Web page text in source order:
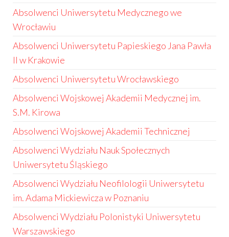
Absolwenci Uniwersytetu Medycznego we
Wrocławiu
Absolwenci Uniwersytetu Papieskiego Jana Pawła
II w Krakowie
Absolwenci Uniwersytetu Wrocławskiego
Absolwenci Wojskowej Akademii Medycznej im.
S.M. Kirowa
Absolwenci Wojskowej Akademii Technicznej
Absolwenci Wydziału Nauk Społecznych
Uniwersytetu Śląskiego
Absolwenci Wydziału Neofilologii Uniwersytetu
im. Adama Mickiewicza w Poznaniu
Absolwenci Wydziału Polonistyki Uniwersytetu
Warszawskiego